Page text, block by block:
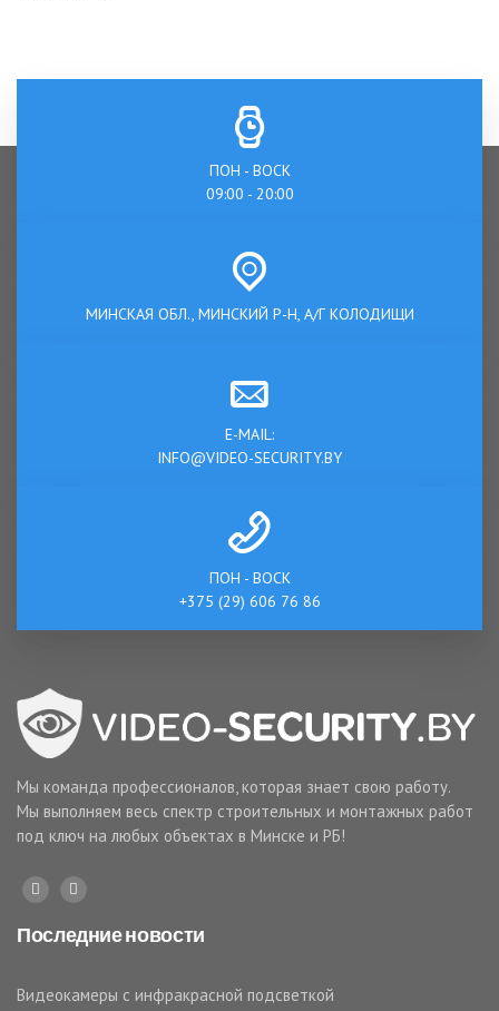
ПОН - ВОСК
09:00 - 20:00
МИНСКАЯ ОБЛ., МИНСКИЙ Р-Н, А/Г КОЛОДИЩИ
E-MAIL:
INFO@VIDEO-SECURITY.BY
ПОН - ВОСК
+375 (29) 606 76 86
Мы команда профессионалов, которая знает свою работу.
Мы выполняем весь спектр строительных и монтажных работ
под ключ на любых объектах в Минске и РБ!
Последние новости
Видеокамеры с инфракрасной подсветкой